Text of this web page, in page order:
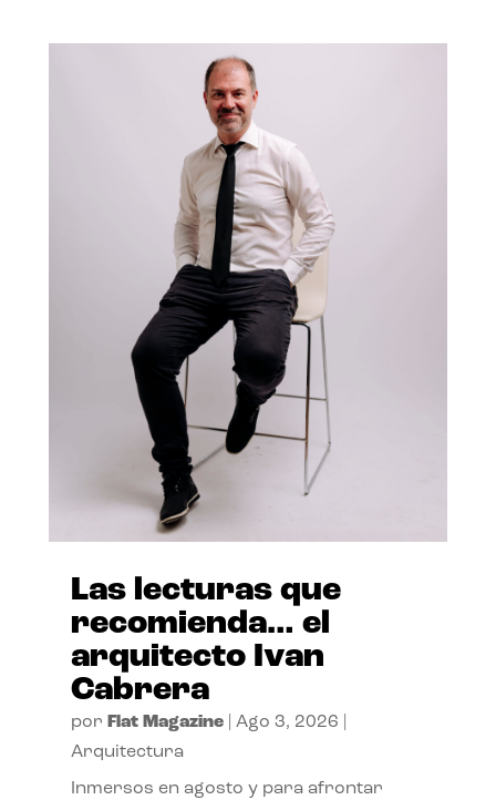
Las lecturas que
recomienda… el
arquitecto Ivan
Cabrera
por Flat Magazine| Ago 3, 2026
Arquitectura
Inmersos en agosto y para afrontar